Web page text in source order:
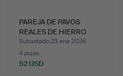
PAREJA DE PAVOS
REALES DE HIERRO
FUNDIDO.
Subastado 23 ene 2026
4 pujas
52 USD